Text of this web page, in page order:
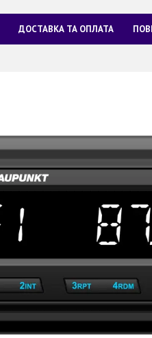
ДОСТАВКА ТА ОПЛАТА